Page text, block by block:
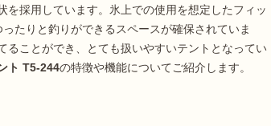
採用しています。氷上での使用を想定したフィッ
たりと釣りができるスペースが確保されていま
ることができ、とても扱いやすいテントとなってい
ト T5-244の特徴や機能についてご紹介します。